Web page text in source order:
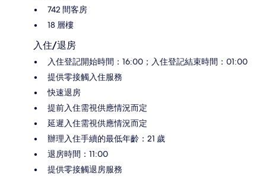
742 間客房
18 層樓
入住/退房
入住登記開始時間：16:00；入住登記結束時間：01:00
提供零接觸入住服務
快速退房
提前入住需視供應情況而定
延遲入住需視供應情況而定
辦理入住手續的最低年齡：21 歲
退房時間：11:00
提供零接觸退房服務